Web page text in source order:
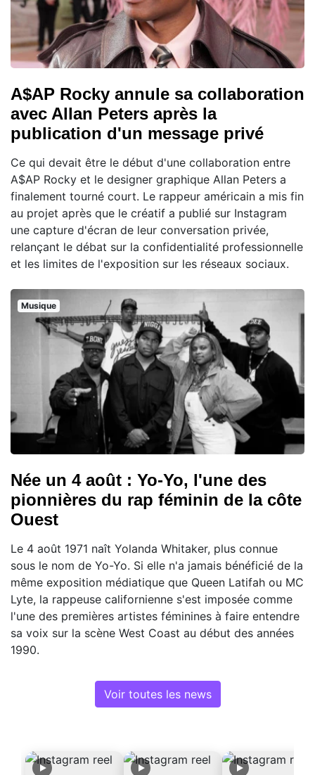
A$AP Rocky annule sa collaboration
avec Allan Peters après la
publication d'un message privé
Ce qui devait être le début d'une collaboration entre
A$AP Rocky et le designer graphique Allan Peters a
finalement tourné court. Le rappeur américain a mis fin
au projet après que le créatif a publié sur Instagram
une capture d'écran de leur conversation privée,
relançant le débat sur la confidentialité professionnelle
et les limites de l'exposition sur les réseaux sociaux.
Musique
Née un 4 août : Yo-Yo, l'une des
pionnières du rap féminin de la côte
Ouest
Le 4 août 1971 naît Yolanda Whitaker, plus connue
sous le nom de Yo-Yo. Si elle n'a jamais bénéficié de la
même exposition médiatique que Queen Latifah ou MC
Lyte, la rappeuse californienne s'est imposée comme
l'une des premières artistes féminines à faire entendre
sa voix sur la scène West Coast au début des années
1990.
Voir toutes les news